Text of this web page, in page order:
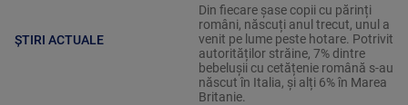
ȘTIRI ACTUALE
Din fiecare șase copii cu părinți
români, născuți anul trecut, unul a
venit pe lume peste hotare. Potrivit
autorităților străine, 7% dintre
bebelușii cu cetățenie română s-au
născut în Italia, și alți 6% în Marea
Britanie.